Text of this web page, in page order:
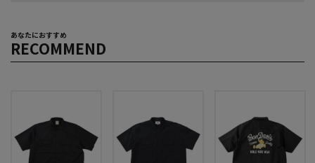
あなたにおすすめ
RECOMMEND